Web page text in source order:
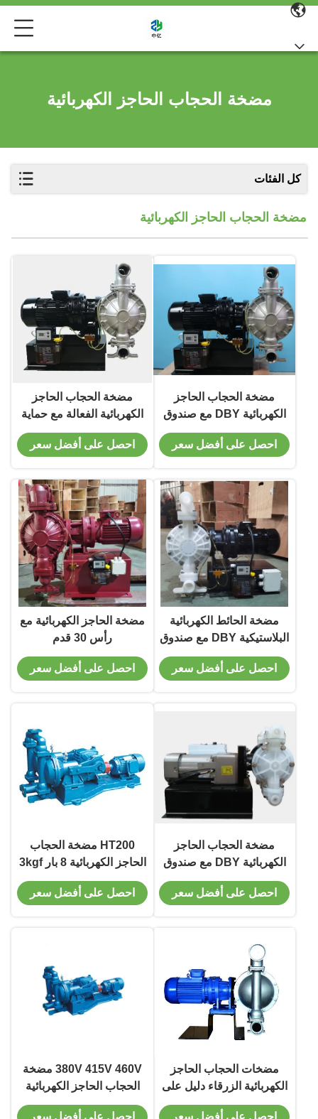
مضخة الحجاب الحاجز الكهربائية
كل الفئات
مضخة الحجاب الحاجز الكهربائية
مضخة الحجاب الحاجز
الكهربائية DBY مع صندوق
تخفيض
احصل على أفضل سعر
مضخة الحجاب الحاجز
الكهربائية الفعالة مع حماية
IP55
احصل على أفضل سعر
مضخة الحائط الكهربائية
البلاستيكية DBY مع صندوق
تخفيض الجهد 380v 440v
460v
احصل على أفضل سعر
مضخة الحاجز الكهربائية مع
رأس 30 قدم
احصل على أفضل سعر
مضخة الحجاب الحاجز
الكهربائية DBY مع صندوق
تخفيض متعددة الاستخدامات
لمختلف التطبيقات
احصل على أفضل سعر
HT200 مضخة الحجاب
الحاجز الكهربائية 8 بار 3kgf
/ Cm2 مضخة المياه ذات
الضغط الغشائي
احصل على أفضل سعر
مضخات الحجاب الحاجز
الكهربائية الزرقاء دليل على
الانفجار 15KW مضخة مياه
احصل على أفضل سعر
380V 415V 460V مضخة
الحجاب الحاجز الكهربائية
0.75kw-15kw كفاءة عالية
احصل على أفضل سعر